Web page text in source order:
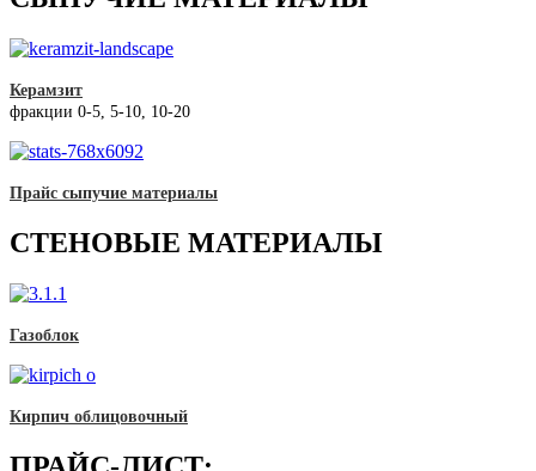
Керамзит
фракции 0-5, 5-10, 10-20
Прайс сыпучие материалы
СТЕНОВЫЕ МАТЕРИАЛЫ
Газоблок
Кирпич облицовочный